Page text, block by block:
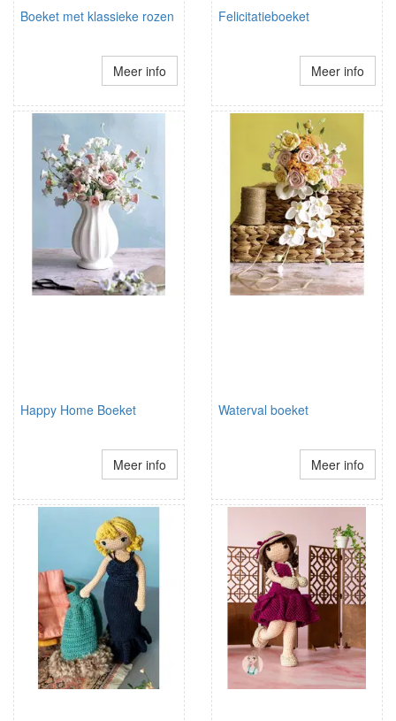
Boeket met klassieke rozen
Meer info
Felicitatieboeket
Meer info
Happy Home Boeket
Meer info
Waterval boeket
Meer info